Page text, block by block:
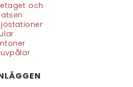
och